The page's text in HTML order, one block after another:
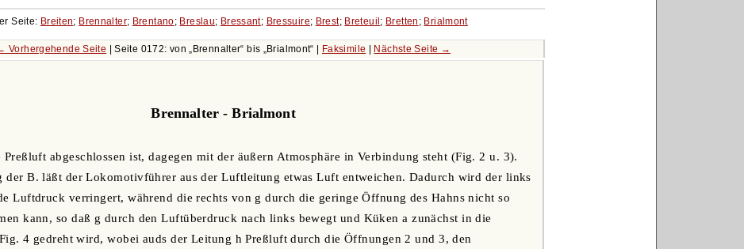
Seite: Breiten; Brennalter; Brentano; Breslau; Bressant; Bressuire; Brest; Breteuil; Bretten ; Brialmont
Vorhergehende Seite | Seite 0172: von Brennalter bis Brialmont Faksimile Nächste Seite →
Brennalter - Brialmont
Preßluft abgeschlossen ist, dagegen mit der äußern Atmosphäre in Verbindung steht (Fig. 2 u. 3).
der B. läßt der Lokomotivführer aus der Luftleitung etwas Luft entweichen. Dadurch wird der links
Luftdruck verringert, während die rechts von g durch die geringe Öffnung des Hahns nicht so
kann, so daß g durch den Luftüberdruck nach links bewegt und Küken a zunächst in die
4 gedreht wird, wobei auds der Leitung h Preßluft durch die Öffnungen 2 und 3, den